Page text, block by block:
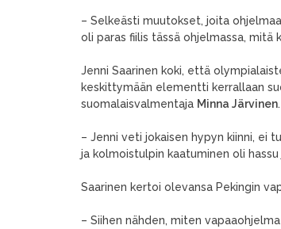
– Selkeästi muutokset, joita
oli paras fiilis tässä ohjelmassa, mitä
Jenni Saarinen koki, että
keskittymään elementti kerrallaan
suomalaisvalmentaja Minna Järvinen.
– Jenni veti jokaisen hypyn kiinni, ei
ja kolmoistulpin kaatuminen oli hassu
Saarinen kertoi olevansa Pekingin
– Siihen nähden, miten